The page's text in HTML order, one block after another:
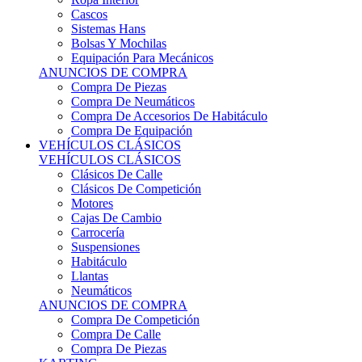
Sistemas Hans
Bolsas Y Mochilas
Equipación Para Mecánicos
ANUNCIOS DE COMPRA
Compra De Piezas
Compra De Neumáticos
Compra De Accesorios De Habitáculo
Compra De Equipación
VEHÍCULOS CLÁSICOS
VEHÍCULOS CLÁSICOS
Clásicos De Calle
Clásicos De Competición
Motores
Cajas De Cambio
Carrocería
Suspensiones
Habitáculo
Llantas
Neumáticos
ANUNCIOS DE COMPRA
Compra De Competición
Compra De Calle
Compra De Piezas
KARTING
KARTING